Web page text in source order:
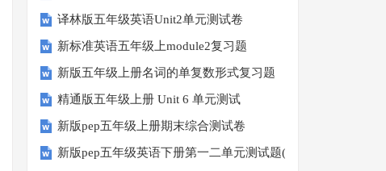
译林版五年级英语Unit2单元测试卷
新标准英语五年级上module2复习题
新版五年级上册名词的单复数形式复习题
精通版五年级上册 Unit 6 单元测试
新版pep五年级上册期末综合测试卷
新版pep五年级英语下册第一二单元测试题(Unit1-Unit2)